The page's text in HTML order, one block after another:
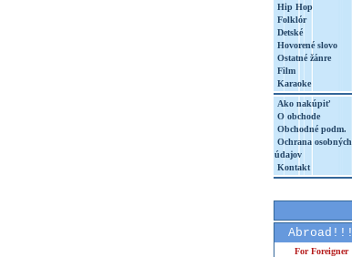
Hip Hop
Folklór
Detské
Hovorené slovo
Ostatné žánre
Film
Karaoke
Ako nakúpiť
O obchode
Obchodné podm.
Ochrana osobných
údajov
Kontakt
Abroad!!!
For Foreigner